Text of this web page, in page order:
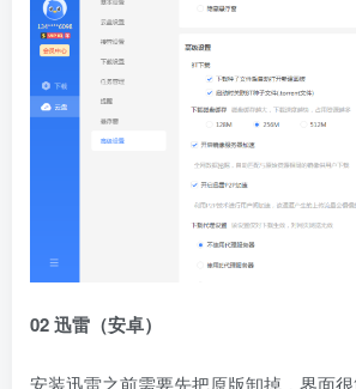
02 迅雷（安卓）
安装迅雷之前需要先把原版卸掉，界面很